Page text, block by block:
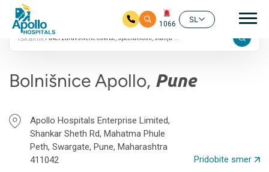
Preskoči na glavno vsebino
1066
SL
4.7 ocen na Googlu
Iskalnik
Bolnišnice Apollo, Pune
Apollo Hospitals Enterprise Limited,
Shankar Sheth Rd, Mahatma Phule
Peth, Swargate, Pune, Maharashtra
411042
Pridobite smer